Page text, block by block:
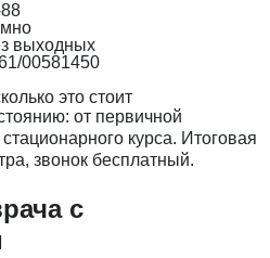
выходных
00581450
это стоит
от первичной
курса. Итоговая
звонок бесплатный.
с